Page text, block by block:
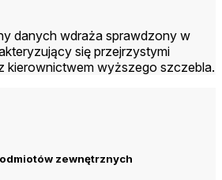
danych wdraża sprawdzony w
się przejrzystymi
kierownictwem wyższego szczebla.
zewnętrznych